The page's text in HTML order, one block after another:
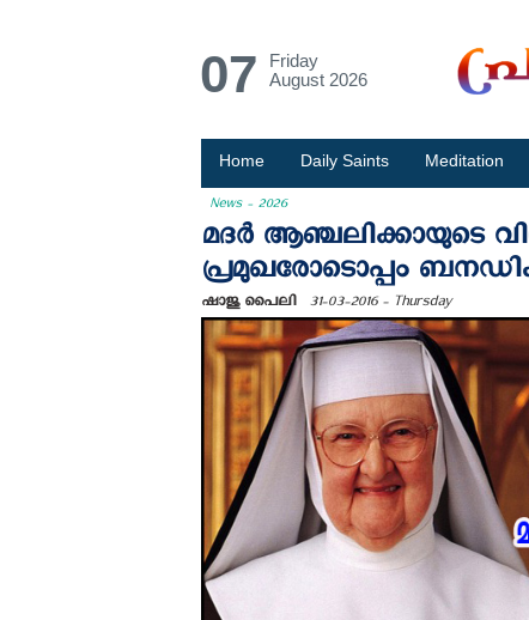
07
Friday
August 2026
Home Daily Saints Meditation
News - 2026
മദര്‍ ആഞ്ചലിക്കായുടെ
പ്രമുഖരോടൊപ്പം
ഷാജു പൈലി 31-03-2016 - Thursday